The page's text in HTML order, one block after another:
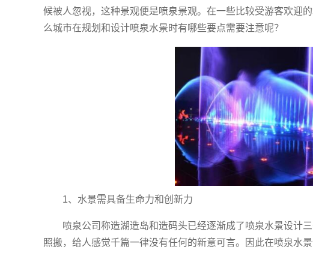
候被人忽视，这种景观便是喷泉景观。在一些比较受游客欢迎
么城市在规划和设计喷泉水景时有哪些要点需要注意呢？
1、水景需具备生命力和创新力
喷泉公司称造湖造岛和造码头已经逐渐成了喷泉水景设计
照搬，给人感觉千篇一律没有任何的新意可言。因此在喷泉水